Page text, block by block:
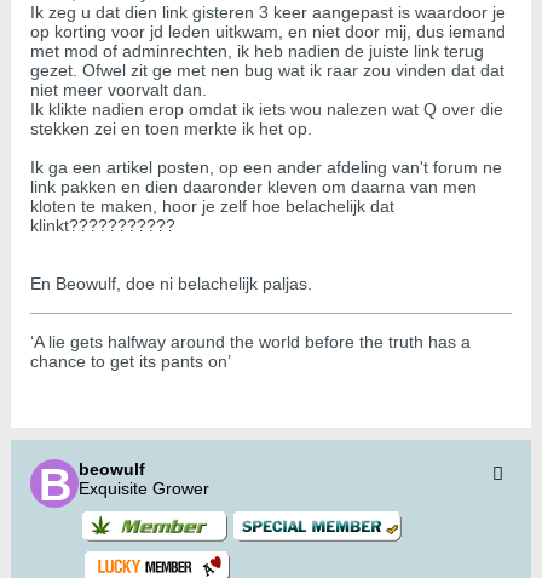
Ik zeg u dat dien link gisteren 3 keer aangepast is waardoor je
op korting voor jd leden uitkwam, en niet door mij, dus iemand
met mod of adminrechten, ik heb nadien de juiste link terug
gezet. Ofwel zit ge met nen bug wat ik raar zou vinden dat dat
niet meer voorvalt dan.
Ik klikte nadien erop omdat ik iets wou nalezen wat Q over die
stekken zei en toen merkte ik het op.
Ik ga een artikel posten, op een ander afdeling van't forum ne
link pakken en dien daaronder kleven om daarna van men
kloten te maken, hoor je zelf hoe belachelijk dat
klinkt???????????
En Beowulf, doe ni belachelijk paljas.
‘A lie gets halfway around the world before the truth has a
chance to get its pants on’
beowulf
Exquisite Grower